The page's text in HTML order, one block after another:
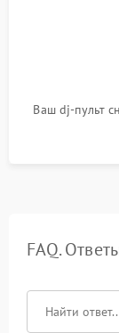
Ваш dj-пульт
FAQ.